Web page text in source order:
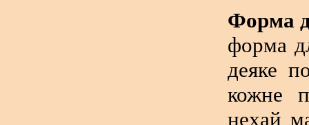
Форма
форма
деяке
кожне
нехай